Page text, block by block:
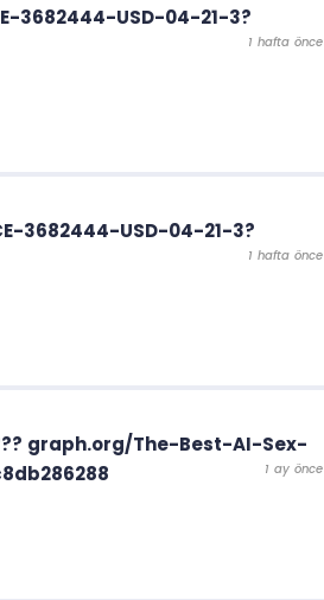
3682444-USD-04-21-3?
1 hafta önce
3682444-USD-04-21-3?
1 hafta önce
graph.org/The-Best-AI-Sex-
1 ay önce